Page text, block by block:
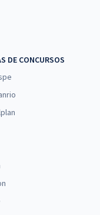
para as provas
ficar por dentro de
DE CONCURSOS